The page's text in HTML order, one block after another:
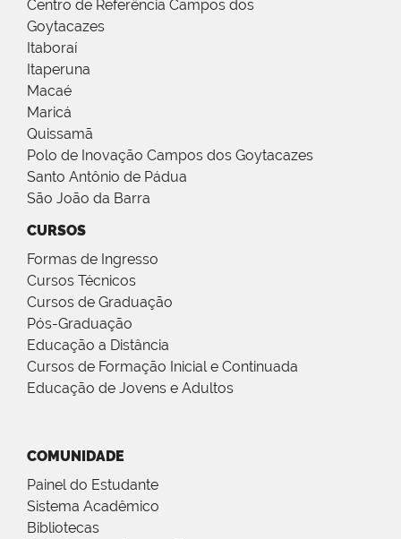
Centro de Referência Campos dos
Goytacazes
Itaboraí
Itaperuna
Macaé
Maricá
Quissamã
Polo de Inovação Campos dos Goytacazes
Santo Antônio de Pádua
São João da Barra
CURSOS
Formas de Ingresso
Cursos Técnicos
Cursos de Graduação
Pós-Graduação
Educação a Distância
Cursos de Formação Inicial e Continuada
Educação de Jovens e Adultos
COMUNIDADE
Painel do Estudante
Sistema Acadêmico
Bibliotecas